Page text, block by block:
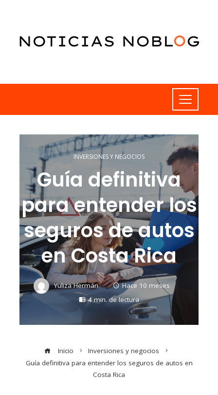
INVERSIONES Y NEGOCIOS
Guía definitiva
para entender los
seguros de autos
en Costa Rica
Yuliza Hermán
Hace 10 meses
4 min. de lectura
Inicio
Inversiones y negocios
Guía definitiva para entender los seguros de autos en
Costa Rica